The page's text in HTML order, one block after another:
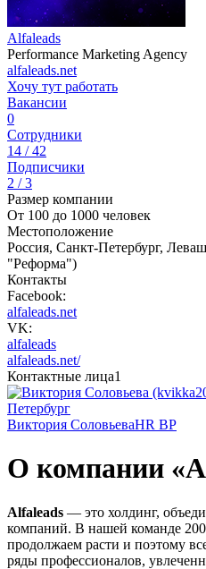
Alfaleads
Performance Marketing Agency
alfaleads.net
Хочу тут работать
Вакансии
0
Сотрудники
14 / 42
Подписчики
2 / 3
Размер компании
От 100 до 1000 человек
Местоположение
Россия, Санкт-Петербург,
"Реформа")
Контакты
Facebook:
alfaleads.net
VK:
alfaleads
alfaleads.net/
Контактные лица1
Виктория СоловьеваHR BP
О компании
Alfaleads — это холдинг,
компаний. В нашей команде
продолжаем расти и поэтому
ряды профессионалов,